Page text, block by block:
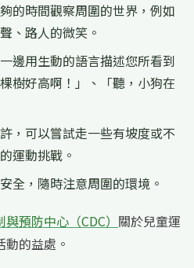
的時間觀察周圍的世界，例如
、路人的微笑。
邊用生動的語言描述您所看到
樹好高啊！」、「聽，小狗在
，可以嘗試走一些有坡度或不
運動挑戰。
全，隨時注意周圍的環境。
預防中心（CDC） 關於兒童運
的益處。